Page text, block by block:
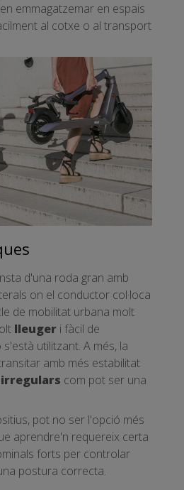
emmagatzemar en espais
al cotxe o al transport
d'una roda gran amb
on el conductor col·loca
de mobilitat urbana molt
lleuger i fàcil de
utilitzant. A més, la
amb més estabilitat
com pot ser una
pot no ser l'opció més
aprendre'n requereix certa
forts per controlar
postura correcta.